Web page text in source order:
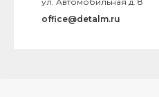
office@detalm.ru